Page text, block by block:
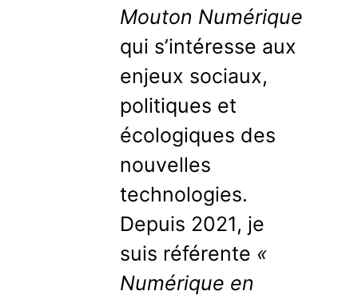
Mouton Numérique
qui s’intéresse aux
enjeux sociaux,
politiques et
écologiques des
nouvelles
technologies.
Depuis 2021, je
suis référente «
Numérique en